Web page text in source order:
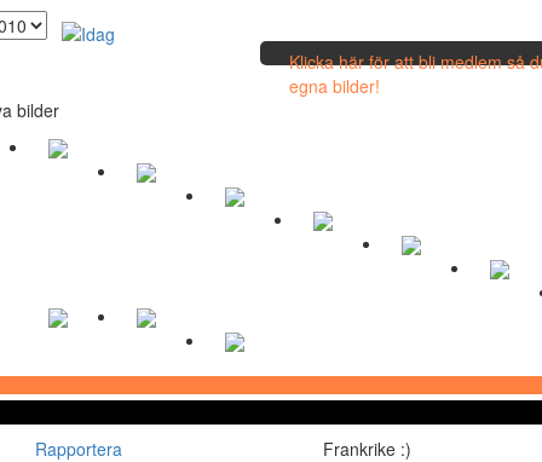
Klicka här för att bli medlem så
egna bilder!
bilder
Rapportera Frankrike :)